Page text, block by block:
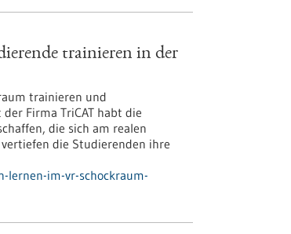
trainieren in der
trainieren und
Firma TriCAT habt die
die sich am realen
die Studierenden ihre
im-vr-schockraum-